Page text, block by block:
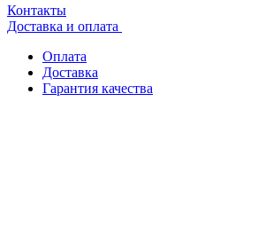
Контакты
Доставка и оплата
Оплата
Доставка
Гарантия качества